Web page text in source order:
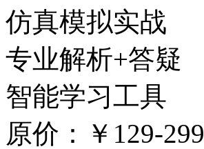
仿真模拟实战
专业解析+答疑
智能学习工具
原价：￥129-299